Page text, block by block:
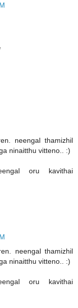
neengal thamizhil
ninaitthu vitteno.. :)
oru kavithai
neengal thamizhil
ninaitthu vitteno.. :)
oru kavithai